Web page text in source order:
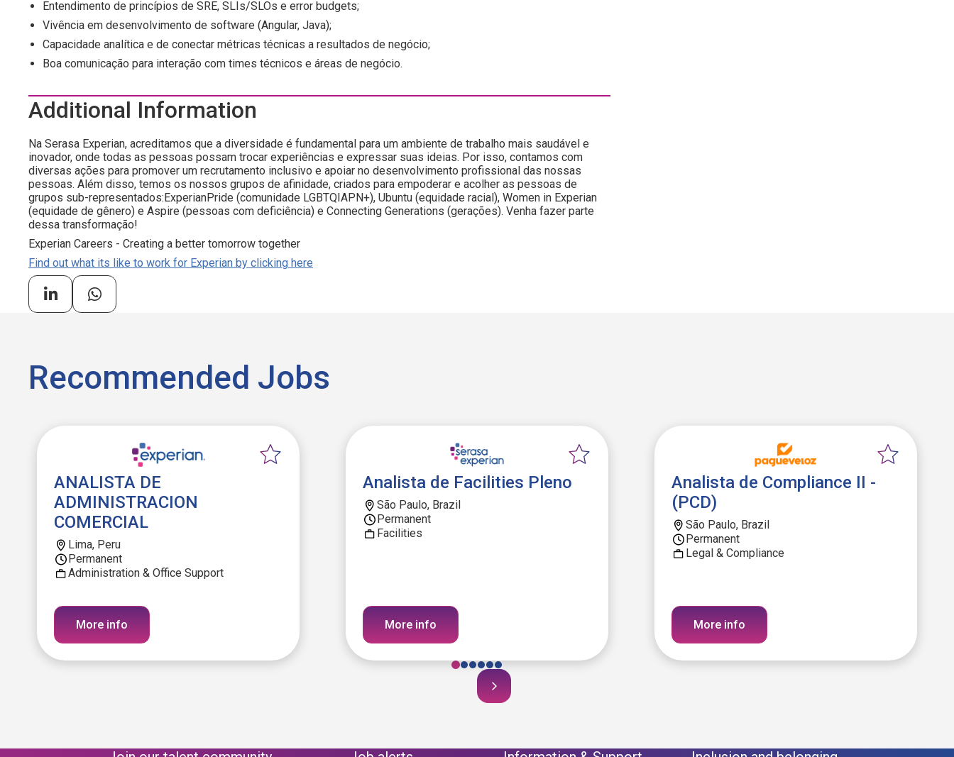
Entendimento de princípios de SRE, SLIs/SLOs e error budgets;
Vivência em desenvolvimento de software (Angular, Java);
Capacidade analítica e de conectar métricas técnicas a resultados de negócio;
Boa comunicação para interação com times técnicos e áreas de negócio.
Additional Information
Na Serasa Experian, acreditamos que a diversidade é fundamental para um ambiente de trabalho mais saudável e
inovador, onde todas as pessoas possam trocar experiências e expressar suas ideias. Por isso, contamos com
diversas ações para promover um recrutamento inclusivo e apoiar no desenvolvimento profissional das nossas
pessoas. Além disso, temos os nossos grupos de afinidade, criados para empoderar e acolher as pessoas de
grupos sub-representados:ExperianPride (comunidade LGBTQIAPN+), Ubuntu (equidade racial), Women in Experian
(equidade de gênero) e Aspire (pessoas com deficiência) e Connecting Generations (gerações). Venha fazer parte
dessa transformação!
Experian Careers - Creating a better tomorrow together
Find out what its like to work for Experian by clicking here
Recommended Jobs
ANALISTA DE
ADMINISTRACION
COMERCIAL
Lima, Peru
Permanent
Administration & Office Support
More info
Analista de Facilities Pleno
São Paulo, Brazil
Permanent
Facilities
More info
Analista de Compliance II -
(PCD)
São Paulo, Brazil
Permanent
Legal & Compliance
More info